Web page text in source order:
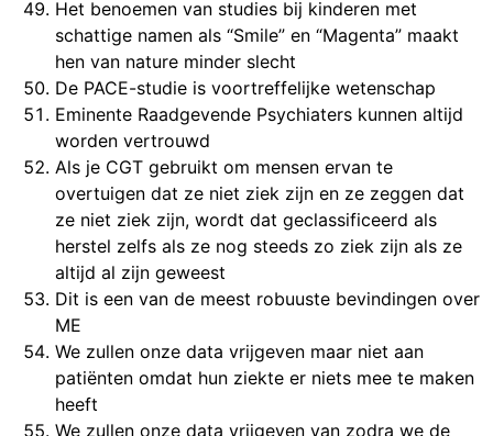
Het benoemen van studies bij kinderen met
schattige namen als “Smile” en “Magenta” maakt
hen van nature minder slecht
De PACE-studie is voortreffelijke wetenschap
Eminente Raadgevende Psychiaters kunnen altijd
worden vertrouwd
Als je CGT gebruikt om mensen ervan te
overtuigen dat ze niet ziek zijn en ze zeggen dat
ze niet ziek zijn, wordt dat geclassificeerd als
herstel zelfs als ze nog steeds zo ziek zijn als ze
altijd al zijn geweest
Dit is een van de meest robuuste bevindingen over
ME
We zullen onze data vrijgeven maar niet aan
patiënten omdat hun ziekte er niets mee te maken
heeft
We zullen onze data vrijgeven van zodra we de